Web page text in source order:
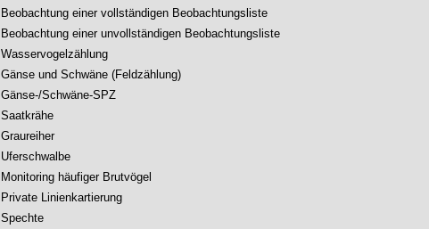
Beobachtung einer vollständigen Beobachtungsliste
Beobachtung einer unvollständigen Beobachtungsliste
Wasservogelzählung
Gänse und Schwäne (Feldzählung)
Gänse-/Schwäne-SPZ
Saatkrähe
Graureiher
Uferschwalbe
Monitoring häufiger Brutvögel
Private Linienkartierung
Spechte